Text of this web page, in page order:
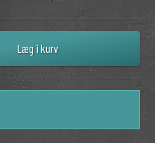
Læg i kurv